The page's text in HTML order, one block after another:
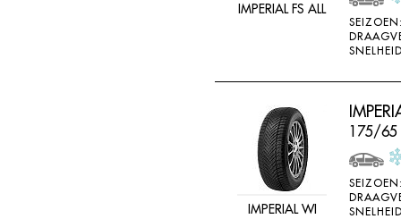
IMPERIAL FS ALL
IMPERIAL WI
175/65